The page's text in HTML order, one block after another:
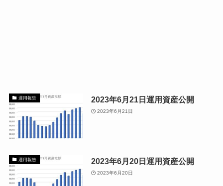
運用報告 2023年6月21日運用資産公開
2023年6月21日
運用報告 2023年6月20日運用資産公開
2023年6月20日